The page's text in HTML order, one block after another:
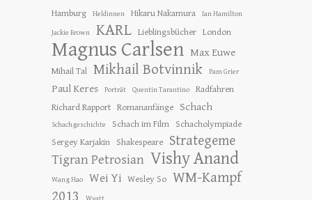
Hamburg
Heldinnen Hikaru Nakamura Ian Hamilton
Jackie Brown KARL Lieblingsbücher London
Magnus Carlsen Max Euwe
Mihail Tal Mikhail Botvinnik Pam Grier
Paul Keres Porträt Quentin Tarantino
Radfahren
Richard Rapport Romananfänge Schach
Schachgeschichte Schach im Film
Schacholympiade
Sergey Karjakin
Shakespeare Strategeme
Tigran Petrosian Vishy Anand
Wang Hao Wei Yi Wesley So WM-Kampf
2013